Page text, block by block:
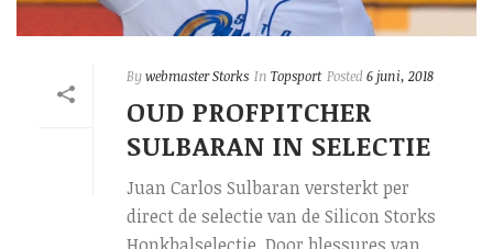
Bywebmaster Storks In Topsport Posted 6 juni, 2018
OUD PROFPITCHER
SULBARAN IN SELECTIE
Juan Carlos Sulbaran versterkt per
direct de selectie van de Silicon Storks